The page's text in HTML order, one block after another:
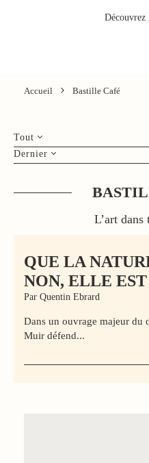
Découvrez
Accueil Bastille Café
Tout
Dernier
L’art dans
QUE LA
NON, ELLE
Par Quentin Ebrard
Dans un ouvrage majeur du
Muir défend...